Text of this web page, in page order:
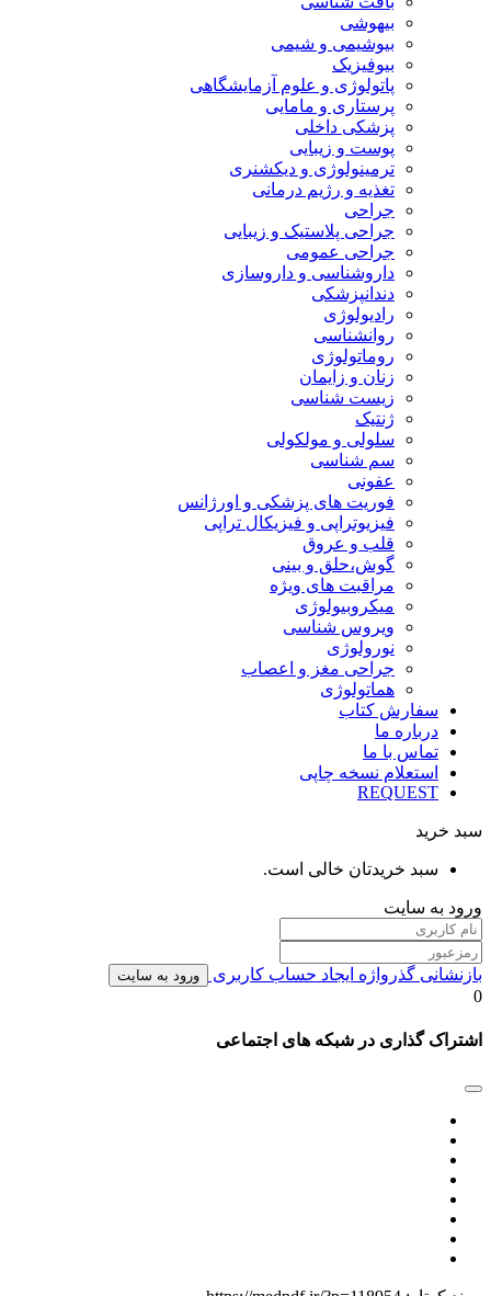
بیهوشی
بیوشیمی و شیمی
بیوفیزیک
پاتولوژی و علوم آزمایشگاهی
پرستاری و مامایی
پزشکی داخلی
پوست و زیبایی
ترمینولوژی و دیکشنری
تغذیه و رژیم درمانی
جراحی
جراحی پلاستیک و زیبایی
جراحی عمومی
داروشناسی و داروسازی
دندانپزشکی
رادیولوژی
روانشناسی
روماتولوژی
زنان و زایمان
زیست شناسی
ژنتیک
سلولی و مولکولی
سم شناسی
عفونی
فوریت های پزشکی و اورژانس
فیزیوتراپی و فیزیکال تراپی
قلب و عروق
گوش،حلق و بینی
مراقبت های ویژه
میکروبیولوژی
ویروس شناسی
نورولوژی
جراحی مغز و اعصاب
هماتولوژی
سفارش کتاب
درباره ما
تماس با ما
استعلام نسخه چاپی
REQUEST
سبد خرید
سبد خریدتان خالی است.
ورود به سایت
بازنشانی گذرواژه ایجاد حساب کاربری ورود به سایت
0
اشتراک گذاری در شبکه های اجتماعی